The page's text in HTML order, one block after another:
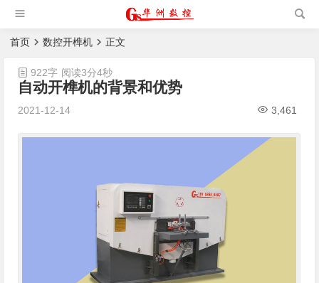
|猫抓板生产设备|非标
自动化设备
首页 数控开榫机 正文
自动开榫机的背景和优势
2021-12-14 3,461
922字 阅读3分4秒